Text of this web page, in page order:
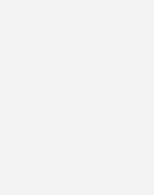
für eine höhere